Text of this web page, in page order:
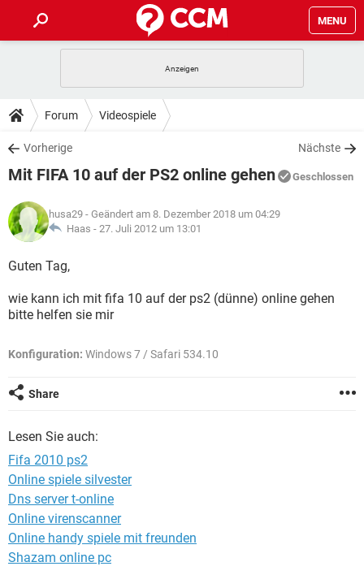
MENU
ANDROID
WINDOWS 10
WHATSAPP TIKTOK
FACEBOOK
TIPPS & TRICKS
SPIELE
WHATSAPP TIKTOK
FACEBOOK
DOWNLOADS
SPIELE STREAMING
ANDROID
WINDOWS 10 INSTAGRAM
WHATSAPP
SPIELE STREAMING
ANDROID
WINDOWS 10
WHATSAPP TIKTOK
LEXIKON
SPIELE
WINDOWS 10
Forum Videospiele
Vorherige Nächste
Mit FIFA 10 auf der PS2 online gehen Geschlossen
husa29 - Geändert am 8. Dezember 2018 um 04:29
Haas - 27. Juli 2012 um 13:01
Guten Tag,
wie kann ich mit fifa 10 auf der ps2 (dünne) online gehen
bitte helfen sie mir
Konfiguration: Windows 7 / Safari 534.10
Share
Lesen Sie auch:
Fifa 2010 ps2
Online spiele silvester
Dns server t-online
Online virenscanner
Online handy spiele mit freunden
Shazam online pc